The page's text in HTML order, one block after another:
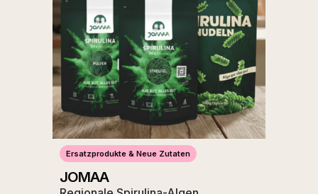
Ersatzprodukte & Neue Zutaten
JOMAA